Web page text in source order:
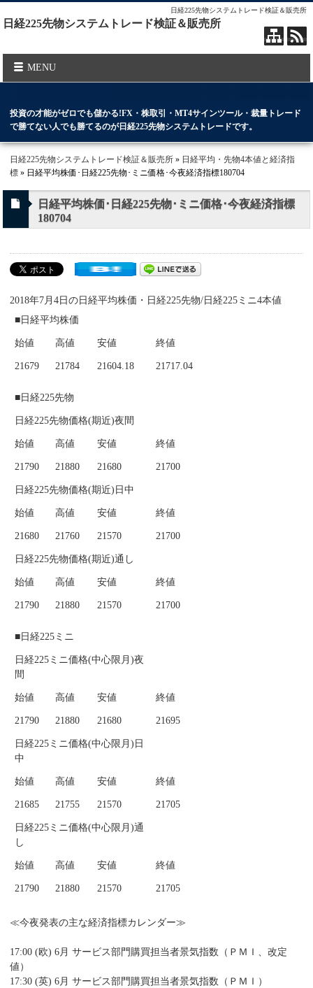
日経225先物システムトレード検証＆販売所
日経225先物システムトレード検証＆販売所
MENU
投資の才能がゼロでも儲かる!FX・株取引・MT4サインツール・裁量トレード
で勝てない人でも勝てるのが日経225先物システムトレードです。
日経225先物システムトレード検証＆販売所 » 日経平均・先物4本値と経済指
標 » 日経平均株価･日経225先物･ミニ価格･今夜経済指標180704
日経平均株価･日経225先物･ミニ価格･今夜経済指標
180704
2018年7月4日の日経平均株価・日経225先物/日経225ミニ4本値
■日経平均株価
始値 高値 安値 終値
21679 21784 21604.18 21717.04
■日経225先物
日経225先物価格(期近)夜間
始値 高値 安値 終値
21790 21880 21680 21700
日経225先物価格(期近)日中
始値 高値 安値 終値
21680 21760 21570 21700
日経225先物価格(期近)通し
始値 高値 安値 終値
21790 21880 21570 21700
■日経225ミニ
日経225ミニ価格(中心限月)夜
間
始値 高値 安値 終値
21790 21880 21680 21695
日経225ミニ価格(中心限月)日
中
始値 高値 安値 終値
21685 21755 21570 21705
日経225ミニ価格(中心限月)通
し
始値 高値 安値 終値
21790 21880 21570 21705
≪今夜発表の主な経済指標カレンダー≫
17:00 (欧) 6月 サービス部門購買担当者景気指数（ＰＭＩ、改定
値）
17:30 (英) 6月 サービス部門購買担当者景気指数（ＰＭＩ）